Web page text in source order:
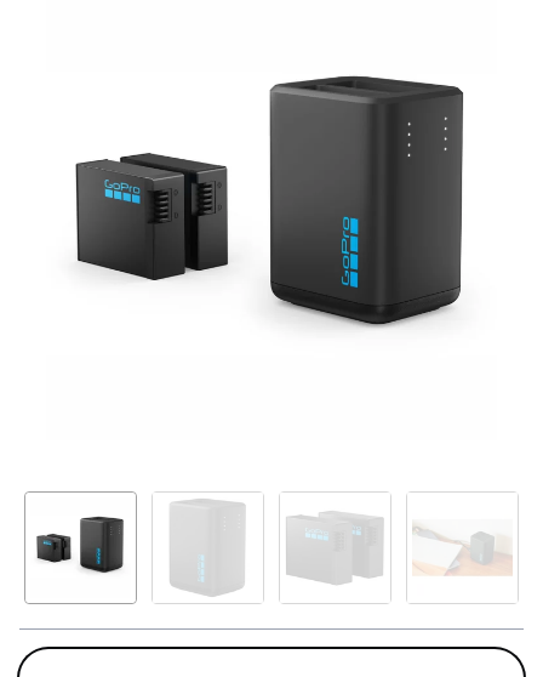
Izvēlies kāroto ierīci izdevīgāk!
Datortehnika
Telefoni, planšetdatori
Video
Sporta kameras
Sporta kameru aksesuāri